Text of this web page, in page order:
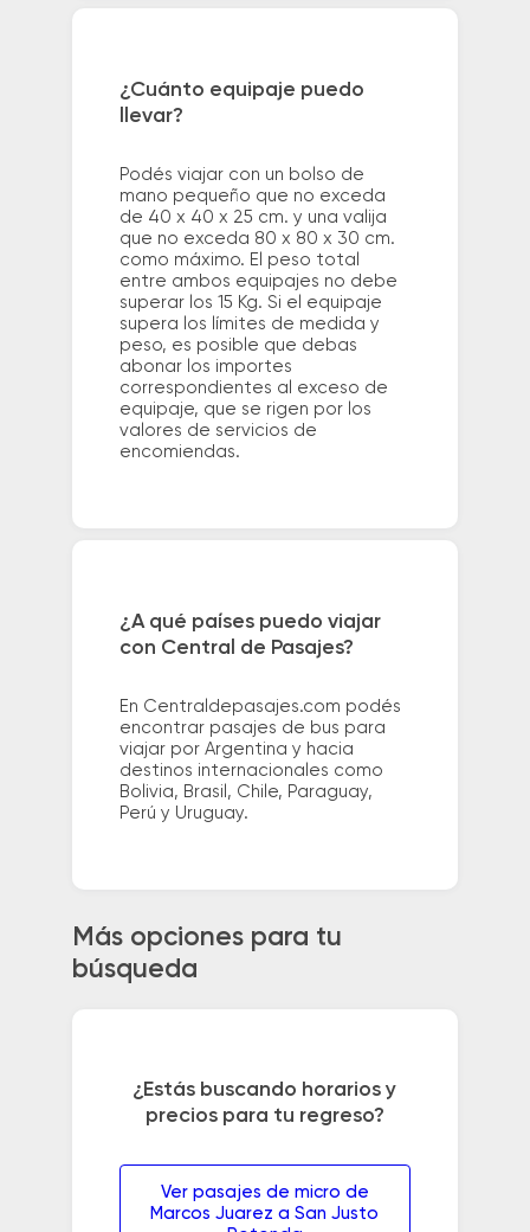
¿Cuánto equipaje puedo
llevar?
Podés viajar con un bolso de
mano pequeño que no exceda
de 40 x 40 x 25 cm. y una valija
que no exceda 80 x 80 x 30 cm.
como máximo. El peso total
entre ambos equipajes no debe
superar los 15 Kg. Si el equipaje
supera los límites de medida y
peso, es posible que debas
abonar los importes
correspondientes al exceso de
equipaje, que se rigen por los
valores de servicios de
encomiendas.
¿A qué países puedo viajar
con Central de Pasajes?
En Centraldepasajes.com podés
encontrar pasajes de bus para
viajar por Argentina y hacia
destinos internacionales como
Bolivia, Brasil, Chile, Paraguay,
Perú y Uruguay.
Más opciones para tu
búsqueda
¿Estás buscando horarios y
precios para tu regreso?
Ver pasajes de micro de
Marcos Juarez a San Justo